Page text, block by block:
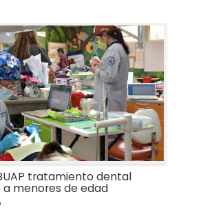
tratamiento dental
menores de edad